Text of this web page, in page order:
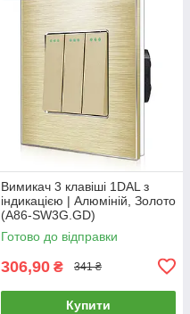
Вимикач 3 клавіші 1DAL з
індикацією | Алюміній, Золото
(А86-SW3G.GD)
Готово до відправки
306,90 ₴ 341 ₴
Купити